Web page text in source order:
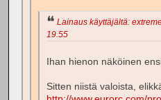
Lainaus käyttäjältä:
19.55
Ihan hienon näköinen
Sitten niistä valoista,